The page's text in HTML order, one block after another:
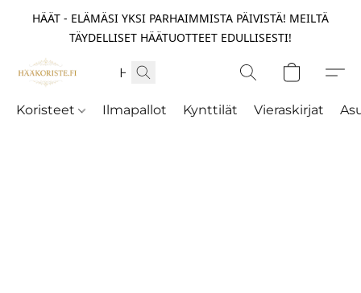
HÄÄT - ELÄMÄSI YKSI PARHAIMMISTA PÄIVISTÄ! MEILTÄ
TÄYDELLISET HÄÄTUOTTEET EDULLISESTI!
Koristeet Ilmapallot Kynttilät Vieraskirjat